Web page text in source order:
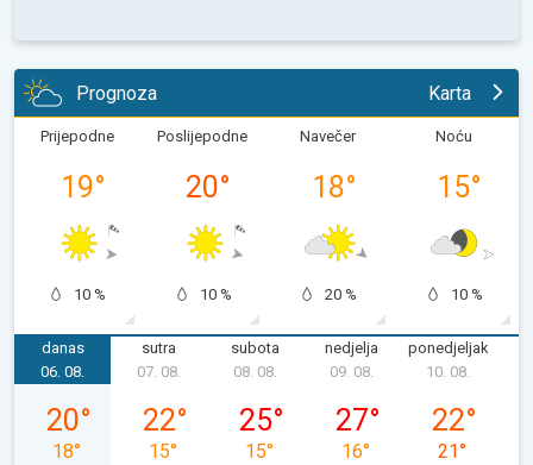
Prognoza Karta
Prijepodne
19°
10 %
Poslijepodne
20°
10 %
Navečer
18°
20 %
Noću
15°
10 %
danas
četvrtak, 06. 08.
06. 08.
20°
18°
sutra
07. 08.
22°
15°
subota
08. 08.
25°
15°
nedjelja
09. 08.
27°
16°
ponedjeljak
10. 08.
22°
21°